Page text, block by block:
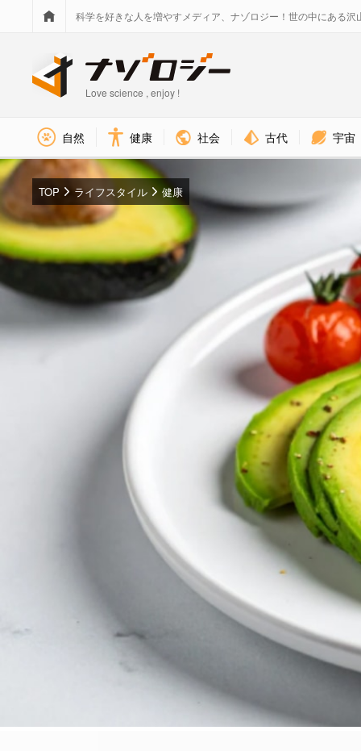
科学を好きな人を増やすメディア、ナゾロジー！世の中にある沢
Love science , enjoy !
自然 健康 社会 古代 宇宙
TOP ライフスタイル 健康